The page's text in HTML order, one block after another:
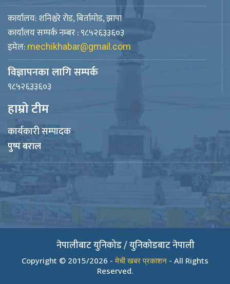
कार्यालय: शनिश्चरे रोड, बिर्तामोड, झापा
कार्यालय सम्पर्क नम्बर : ९८५२६३३६०३
इमेल: mechikhabar@gmail.com
विज्ञापनका लागि सम्पर्क
९८५२६३३६०३
हाम्रो टीम
कार्यकारी सम्पादक
पुष्प बराल
नेपालीबाट युनिकोड / युनिकोडबाट नेपाली
Copyright © 2015/2026 -मेची खबर प्रकाशन - All Rights
Reserved.